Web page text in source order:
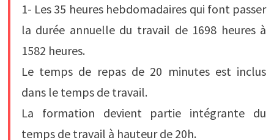
1- Les 35 heures hebdomadaires qui font passer
la durée annuelle du travail de 1698 heures à
1582 heures.
Le temps de repas de 20 minutes est inclus
dans le temps de travail.
La formation devient partie intégrante du
temps de travail à hauteur de 20h.